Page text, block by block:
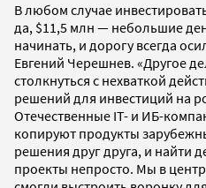
В любом случае
да, $11,5 млн — небольшие
начинать, и дорогу всегда
Евгений Черешнев. «Другое
столкнуться с нехваткой
решений для инвестиций на
Отечественные IT- и ИБ-
копируют продукты
решения друг друга, и найти
проекты непросто. Мы в